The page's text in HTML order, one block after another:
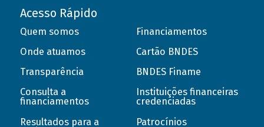
Acesso Rápido
Quem somos
Onde atuamos
Transparência
Consulta a
financiamentos
Resultados para a
Financiamentos
Cartão BNDES
BNDES Finame
Instituições financeiras
credenciadas
Patrocínios